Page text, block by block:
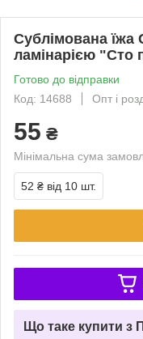
Сублімована їжа
ламінарією "Сто
Готово до відправки
Код: 14688
Опт і
55 ₴
Мінімальна сума
52 ₴ від 10 шт.
Що таке купити з